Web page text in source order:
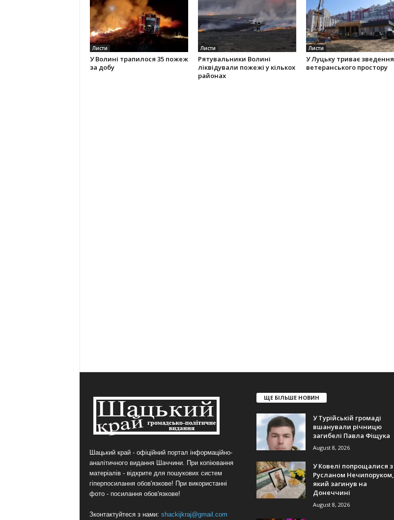
Листи
У Волині трапилося 35 пожеж
за добу
Листи
Рятувальники Волині
ліквідували пожежі у кількох
районах
Листи
У Луцьку триває зведення
ветеранського простору
Шацький край - офіційний портал інформаційно-
аналітичного видання Шаччини. При копіювання
матеріалів - відкрите для пошукових систем
гіперпосилання обов'язкове! При використанні
фото - посилання обов'язкове!
Зконтактуйтеся з нами: shackijkraj@gmail.com
ЩЕ БІЛЬШЕ НОВИН
У Турійській громаді
вшанували річницю
загибелі Павла Фіщука
August 8, 2026
У Ковелі попрощалися з
Русланом Нечипоруком,
який загинув на
Донеччині
August 8, 2026